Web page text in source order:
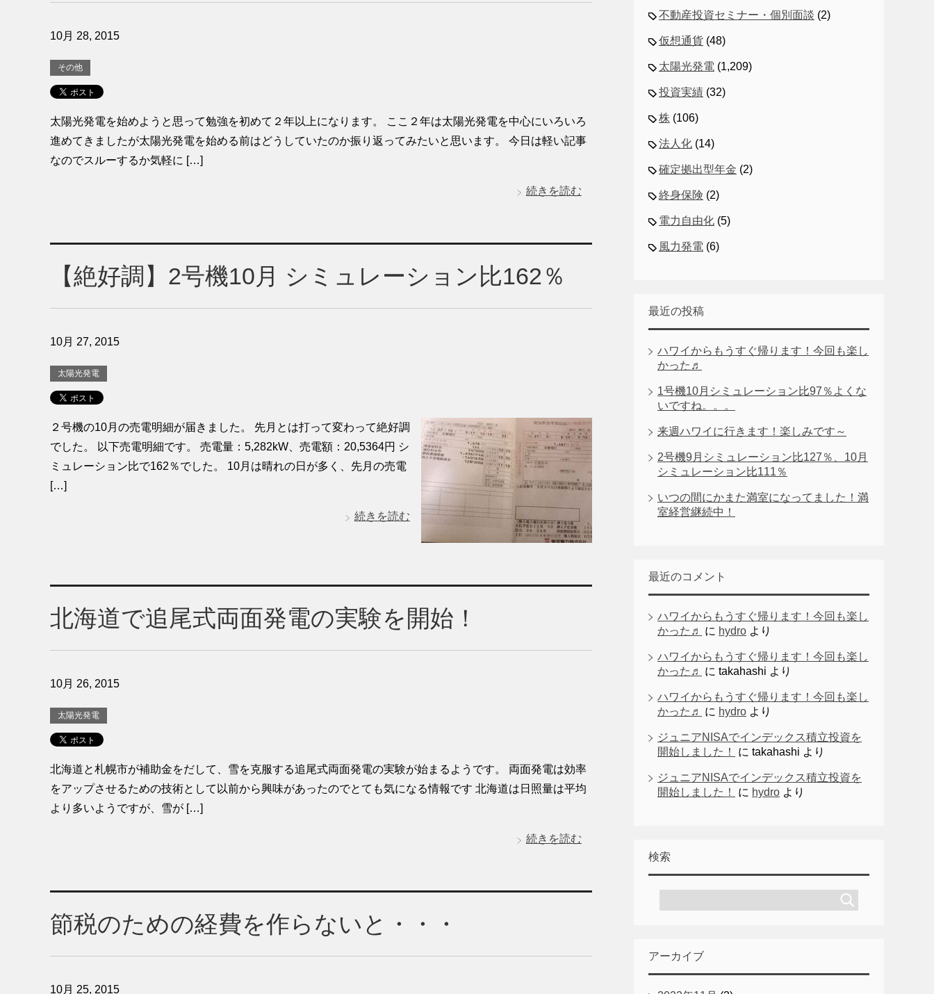
10月 28, 2015
その他
太陽光発電を始めようと思って勉強を初めて２年以上になります。 ここ２年は太陽光発電を中心にいろいろ
進めてきましたが太陽光発電を始める前はどうしていたのか振り返ってみたいと思います。 今日は軽い記事
なのでスルーするか気軽に […]
続きを読む
【絶好調】2号機10月 シミュレーション比162％
10月 27, 2015
太陽光発電
２号機の10月の売電明細が届きました。 先月とは打って変わって絶好調
でした。 以下売電明細です。 売電量：5,282kW、売電額：20,5364円 シ
ミュレーション比で162％でした。 10月は晴れの日が多く、先月の売電
[…]
続きを読む
北海道で追尾式両面発電の実験を開始！
10月 26, 2015
太陽光発電
北海道と札幌市が補助金をだして、雪を克服する追尾式両面発電の実験が始まるようです。 両面発電は効率
をアップさせるための技術として以前から興味があったのでとても気になる情報です 北海道は日照量は平均
より多いようですが、雪が […]
続きを読む
節税のための経費を作らないと・・・
10月 25, 2015
不動産投資セミナー・個別面談 (2)
仮想通貨 (48)
太陽光発電 (1,209)
投資実績 (32)
株 (106)
法人化 (14)
確定拠出型年金 (2)
終身保険 (2)
電力自由化 (5)
風力発電 (6)
最近の投稿
ハワイからもうすぐ帰ります！今回も楽し
かった♬
1号機10月シミュレーション比97％よくな
いですね。。。
来週ハワイに行きます！楽しみです～
2号機9月シミュレーション比127％、10月
シミュレーション比111％
いつの間にかまた満室になってました！満
室経営継続中！
最近のコメント
ハワイからもうすぐ帰ります！今回も楽し
かった♬
に hydro より
ハワイからもうすぐ帰ります！今回も楽し
かった♬
に takahashi より
ハワイからもうすぐ帰ります！今回も楽し
かった♬
に hydro より
ジュニアNISAでインデックス積立投資を
開始しました！
に takahashi より
ジュニアNISAでインデックス積立投資を
開始しました！
に hydro より
検索
アーカイブ